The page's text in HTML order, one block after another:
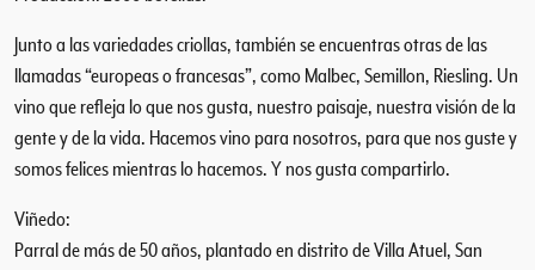
b
l
o
c
a
t
i
Junto a las variedades criollas, también se encuentras otras de las
llamadas “europeas o francesas”, como Malbec, Semillon, Riesling. Un
vino que refleja lo que nos gusta, nuestro paisaje, nuestra visión de la
gente y de la vida. Hacemos vino para nosotros, para que nos guste y
somos felices mientras lo hacemos. Y nos gusta compartirlo.
Viñedo:
Parral de más de 50 años, plantado en distrito de Villa Atuel, San